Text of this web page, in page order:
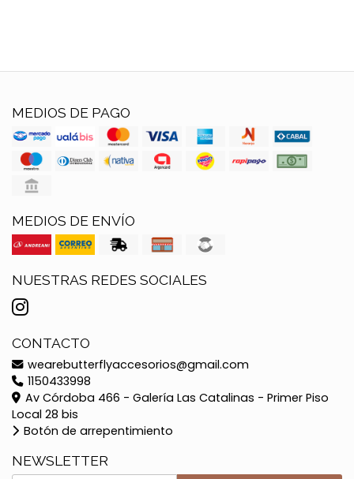
MEDIOS DE PAGO
MEDIOS DE ENVÍO
NUESTRAS REDES SOCIALES
CONTACTO
wearebutterflyaccesorios@gmail.com
1150433998
Av Córdoba 466 - Galería Las Catalinas - Primer Piso
Local 28 bis
Botón de arrepentimiento
NEWSLETTER